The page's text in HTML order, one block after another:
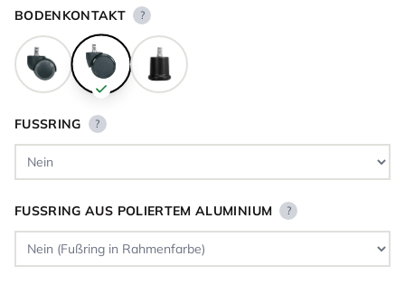
BODENKONTAKT ?
FUSSRING ?
FUSSRING AUS POLIERTEM ALUMINIUM ?